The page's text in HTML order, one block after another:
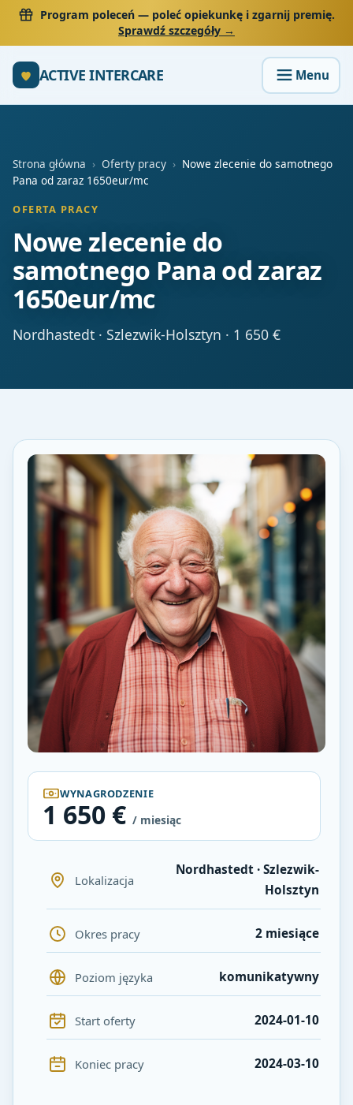
Program poleceń— poleć opiekunkę i zgarnij premię.
Sprawdź szczegóły →
ACTIVE INTERCARE
Strona główna › Oferty pracy › Nowe zlecenie do samotnego
Pana od zaraz 1650eur/mc
OFERTA PRACY
Nowe zlecenie do
samotnego Pana od zaraz
1650eur/mc
Nordhastedt · Szlezwik-Holsztyn · 1 650 €
WYNAGRODZENIE
1 650 € / miesiąc
Lokalizacja
Nordhastedt · Szlezwik-
Holsztyn
Okres pracy 2 miesiące
Poziom języka komunikatywny
Start oferty 2024-01-10
Koniec pracy 2024-03-10